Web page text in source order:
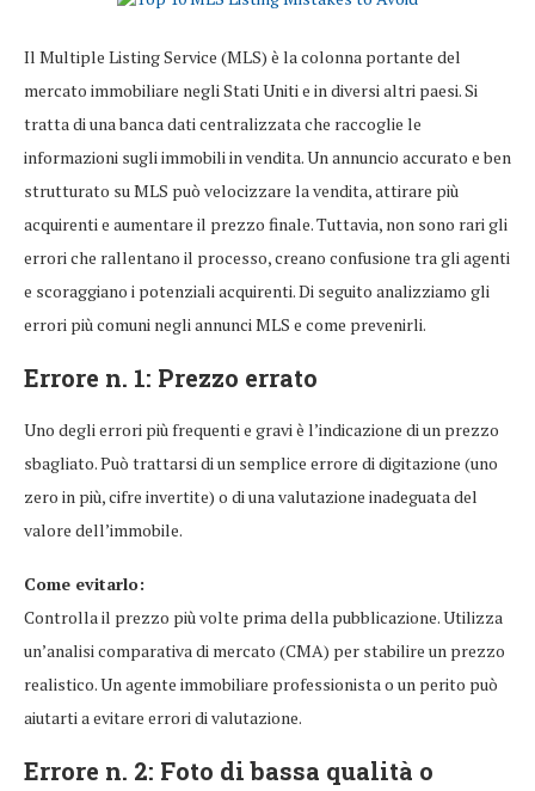
Il Multiple Listing Service (MLS) è la colonna portante del
mercato immobiliare negli Stati Uniti e in diversi altri paesi. Si
tratta di una banca dati centralizzata che raccoglie le
informazioni sugli immobili in vendita. Un annuncio accurato e ben
strutturato su MLS può velocizzare la vendita, attirare più
acquirenti e aumentare il prezzo finale. Tuttavia, non sono rari gli
errori che rallentano il processo, creano confusione tra gli agenti
e scoraggiano i potenziali acquirenti. Di seguito analizziamo gli
errori più comuni negli annunci MLS e come prevenirli.
Errore n. 1: Prezzo errato
Uno degli errori più frequenti e gravi è l’indicazione di un prezzo
sbagliato. Può trattarsi di un semplice errore di digitazione (uno
zero in più, cifre invertite) o di una valutazione inadeguata del
valore dell’immobile.
Come evitarlo:
Controlla il prezzo più volte prima della pubblicazione. Utilizza
un’analisi comparativa di mercato (CMA) per stabilire un prezzo
realistico. Un agente immobiliare professionista o un perito può
aiutarti a evitare errori di valutazione.
Errore n. 2: Foto di bassa qualità o